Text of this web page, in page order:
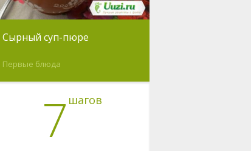
Сырный суп-пюре
Первые блюда
7 шагов